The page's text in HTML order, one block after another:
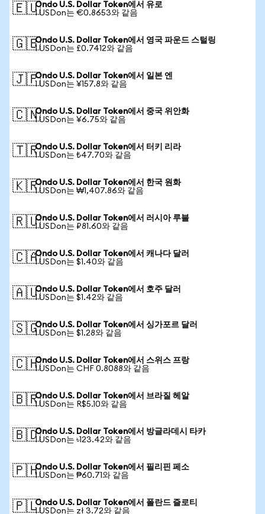
🇪🇺Ondo U.S. Dollar Token에서 유로
1 USDon는 €0.8653와 같음
🇬🇧Ondo U.S. Dollar Token에서 영국 파운드 스털링
1 USDon는 £0.7412와 같음
🇯🇵Ondo U.S. Dollar Token에서 일본 엔
1 USDon는 ¥157.8와 같음
🇨🇳Ondo U.S. Dollar Token에서 중국 위안화
1 USDon는 ¥6.75와 같음
🇹🇷Ondo U.S. Dollar Token에서 터키 리라
1 USDon는 ₺47.70와 같음
🇰🇷Ondo U.S. Dollar Token에서 한국 원화
1 USDon는 ₩1,407.86와 같음
🇷🇺Ondo U.S. Dollar Token에서 러시아 루블
1 USDon는 ₽81.60와 같음
🇨🇦Ondo U.S. Dollar Token에서 캐나다 달러
1 USDon는 $1.40와 같음
🇦🇺Ondo U.S. Dollar Token에서 호주 달러
1 USDon는 $1.42와 같음
🇸🇬Ondo U.S. Dollar Token에서 싱가포르 달러
1 USDon는 $1.28와 같음
🇨🇭Ondo U.S. Dollar Token에서 스위스 프랑
1 USDon는 CHF 0.8088와 같음
🇧🇷Ondo U.S. Dollar Token에서 브라질 헤알
1 USDon는 R$5.10와 같음
🇧🇩Ondo U.S. Dollar Token에서 방글라데시 타카
1 USDon는 ৳123.42와 같음
🇵🇭Ondo U.S. Dollar Token에서 필리핀 페소
1 USDon는 ₱60.71와 같음
🇵🇱Ondo U.S. Dollar Token에서 폴란드 즐로티
1 USDon는 zł 3.72와 같음